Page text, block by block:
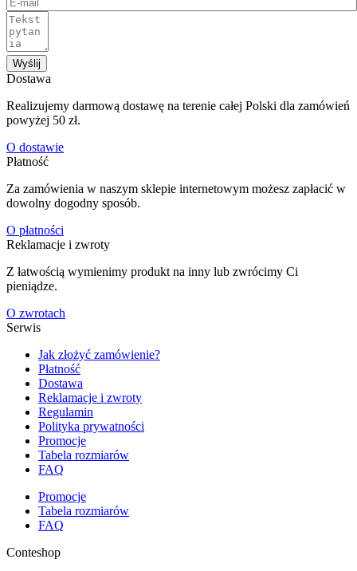
Wyślij
Dostawa
Realizujemy darmową dostawę na terenie całej Polski dla zamówień
powyżej 50 zł.
O dostawie
Płatność
Za zamówienia w naszym sklepie internetowym możesz zapłacić w
dowolny dogodny sposób.
O płatności
Reklamacje i zwroty
Z łatwością wymienimy produkt na inny lub zwrócimy Ci
pieniądze.
O zwrotach
Serwis
Jak złożyć zamówienie?
Płatność
Dostawa
Reklamacje i zwroty
Regulamin
Polityka prywatności
Promocje
Tabela rozmiarów
FAQ
Promocje
Tabela rozmiarów
FAQ
Conteshop